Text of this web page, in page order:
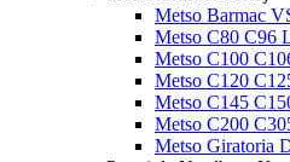
Metso Barmac
Metso C80 C96
Metso C100
Metso C120
Metso C145
Metso C200
Metso Giratoria